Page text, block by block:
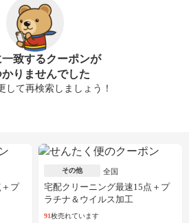
致するクーポンが
かりませんでした
して再検索しましょう！
プ
その他 全国
宅配クリーニング最速15点＋プ
ラチナ＆ウイルス加工
91枚売れています